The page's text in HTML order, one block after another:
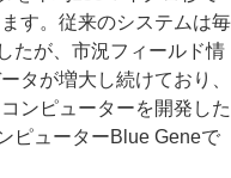
す。従来のシステムは毎
たが、市況フィールド情
タが増大し続けており、
ンピューターを開発した
ピューターBlue Geneで